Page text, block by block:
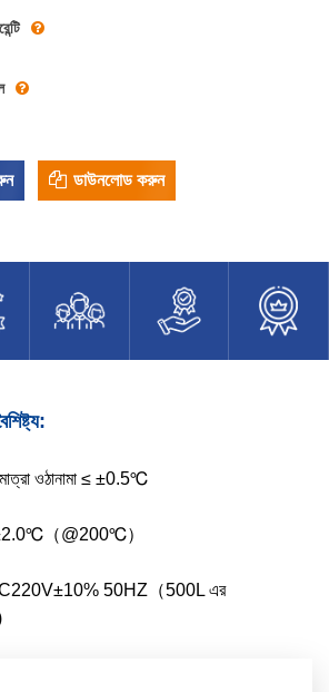
ডাউনলোড করুন
ওঠানামা ≤ ±0.5℃
±2.0℃（@200℃）
AC220V±10% 50HZ（500L এর